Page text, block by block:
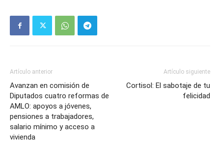
Artículo anterior
Avanzan en comisión de
Diputados cuatro reformas de
AMLO: apoyos a jóvenes,
pensiones a trabajadores,
salario mínimo y acceso a
vivienda
Artículo siguiente
Cortisol: El sabotaje de tu
felicidad